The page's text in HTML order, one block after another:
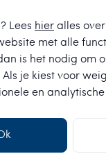
Lees hier alles
met alle
is het nodig om
je kiest voor
en analytische